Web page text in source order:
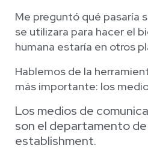
Me preguntó qué pasaría
se utilizara para hacer el
humana estaría en otros
Hablemos de la
más importante: los
Los medios de
son el departamento
establishment.